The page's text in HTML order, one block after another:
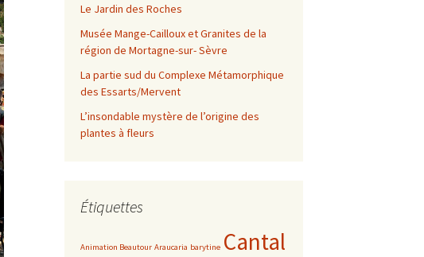
Le Jardin des Roches
Musée Mange-Cailloux et Granites de la
région de Mortagne-sur- Sèvre
La partie sud du Complexe Métamorphique
des Essarts/Mervent
L’insondable mystère de l’origine des
plantes à fleurs
Étiquettes
Animation Beautour Araucaria barytine Cantal